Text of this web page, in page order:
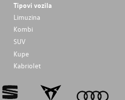
Tipovi vozila
Limuzina
Kombi
SUV
Kupe
Kabriolet